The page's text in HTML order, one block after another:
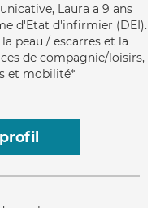
Laura a 9 ans
d'Etat d'infirmier (DEI).
peau / escarres et la
de compagnie/loisirs,
et mobilité*